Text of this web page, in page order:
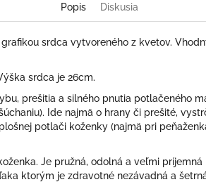
Popis Diskusia
srdca vytvoreného z kvetov.
srdca je 26cm.
prešitia a silného pnutia potlačeného
Ide najmä o hrany či prešité,
potlači koženky (najmä pri
Je pružná, odolná a veľmi
ktorým je zdravotné nezávadná a